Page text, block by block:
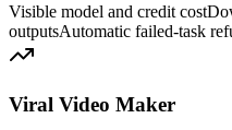
Visible model and credit cost
outputsAutomatic failed-task
Viral Video Maker